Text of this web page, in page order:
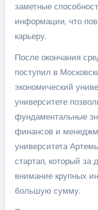
заметные
информации, что
карьеру.
После окончания
поступил в
экономический
университете
фундаментальные
финансов и
университета
стартап, который за
внимание крупных
большую сумму.